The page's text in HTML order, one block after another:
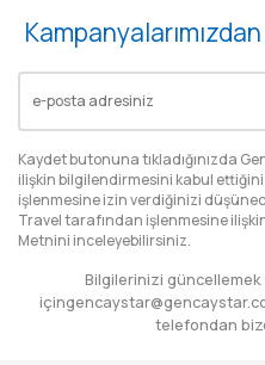
Kaydet butonuna tıkladığınızda
ilişkin bilgilendirmesini kabul
işlenmesine izin verdiğinizi
Travel tarafından işlenmesine
Metnini inceleyebilirsiniz.
Bilgilerinizi güncellemek
için
telefondan